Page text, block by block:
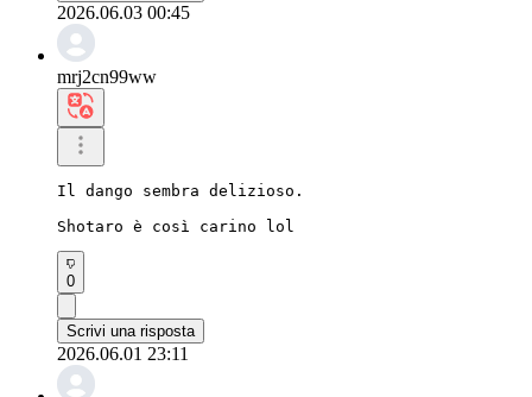
2026.06.03 00:45
mrj2cn99ww
Il dango sembra delizioso.
Shotaro è così carino lol
0
Scrivi una risposta
2026.06.01 23:11